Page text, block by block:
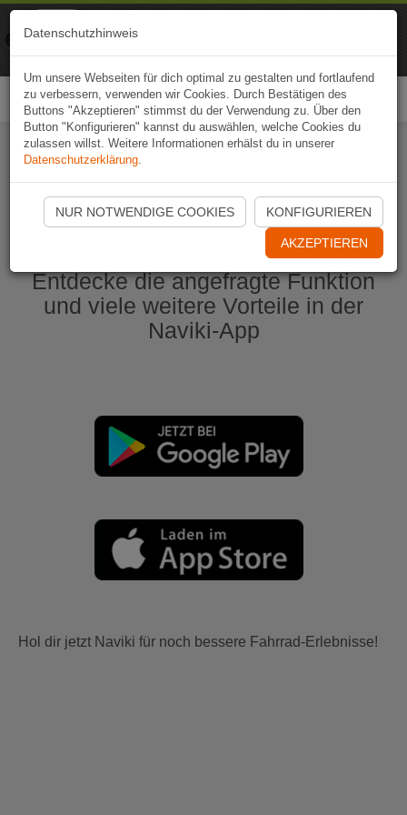
Naviki App jetzt öffnen
Entdecke die angefragte Funktion
und viele weitere Vorteile in der
Naviki-App
Hol dir jetzt Naviki für noch bessere Fahrrad-Erlebnisse!
Datenschutzhinweis
Um unsere Webseiten für dich optimal zu gestalten und fortlaufend
zu verbessern, verwenden wir Cookies. Durch Bestätigen des
Buttons "Akzeptieren" stimmst du der Verwendung zu. Über den
Button "Konfigurieren" kannst du auswählen, welche Cookies du
zulassen willst. Weitere Informationen erhälst du in unserer
Datenschutzerklärung.
NUR NOTWENDIGE COOKIES KONFIGURIEREN
AKZEPTIEREN
Naviki